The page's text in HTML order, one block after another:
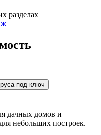
разделах
под ключ
дачных домов и
небольших построек.